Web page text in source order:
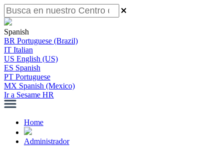
Spanish
BR Portuguese (Brazil)
IT Italian
US English (US)
ES Spanish
PT Portuguese
MX Spanish (Mexico)
Ir a Sesame HR
Home
Administrador